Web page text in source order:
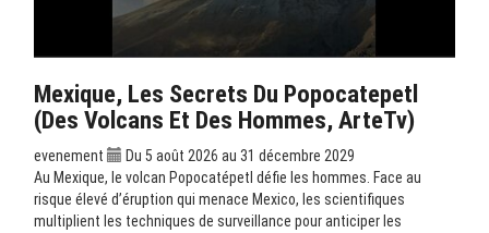
Mexique, Les Secrets Du Popocatepetl
(Des Volcans Et Des Hommes, ArteTv)
evenement
Du 5 août 2026 au 31 décembre 2029
Au Mexique, le volcan Popocatépetl défie les hommes. Face au
risque élevé d’éruption qui menace Mexico, les scientifiques
multiplient les techniques de surveillance pour anticiper les